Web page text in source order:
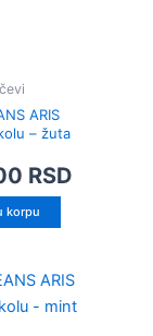
ARIS
– žuta
RSD
korpu